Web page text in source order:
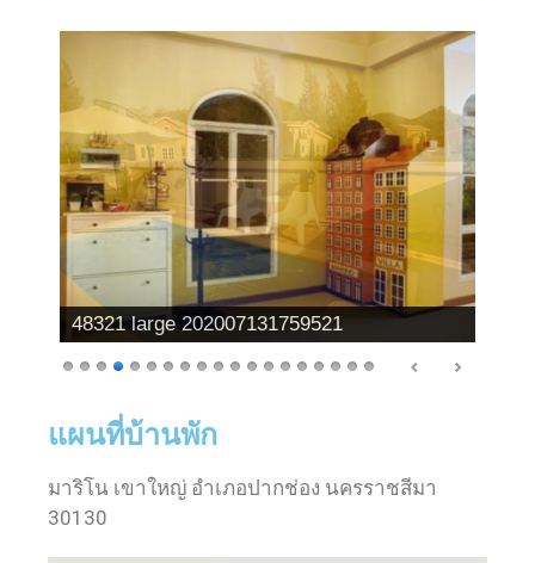
48321 large 202007131759521
แผนที่บ้านพัก
มาริโน เขาใหญ่ อำเภอปากช่อง นครราชสีมา
30130